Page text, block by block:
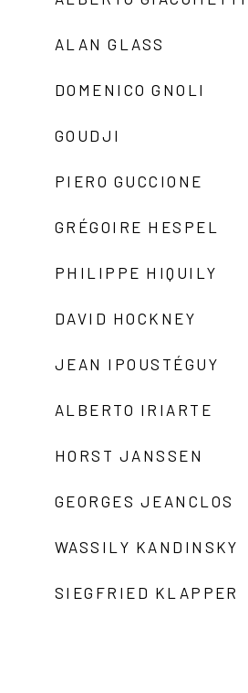
ALAN GLASS
DOMENICO GNOLI
GOUDJI
PIERO GUCCIONE
GRÉGOIRE HESPEL
PHILIPPE HIQUILY
DAVID HOCKNEY
JEAN IPOUSTÉGUY
ALBERTO IRIARTE
HORST JANSSEN
GEORGES JEANCLOS
WASSILY KANDINSKY
SIEGFRIED KLAPPER